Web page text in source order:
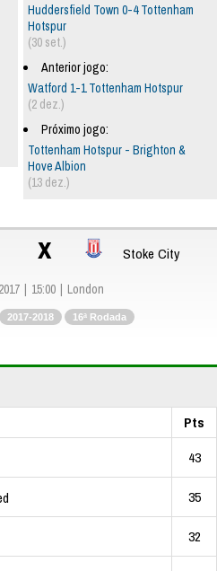
Huddersfield Town 0-4 Tottenham
Hotspur
(30 set.)
Anterior jogo:
Watford 1-1 Tottenham Hotspur
(2 dez.)
Próximo jogo:
Tottenham Hotspur - Brighton &
Hove Albion
(13 dez.)
x Stoke City
15:00 London
2017-2018 16ª Rodada
Pts
43
35
32